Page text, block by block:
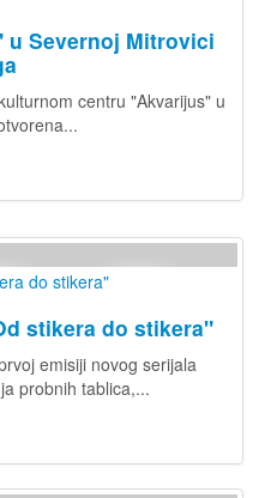
Severnoj Mitrovici
centru "Akvarijus" u
stikera do stikera"
emisiji novog serijala
probnih tablica,...